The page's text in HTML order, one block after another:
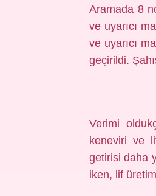
Aramada 8
ve uyarıcı
ve uyarıcı
geçirildi.
Verimi
keneviri ve
getirisi daha
iken, lif